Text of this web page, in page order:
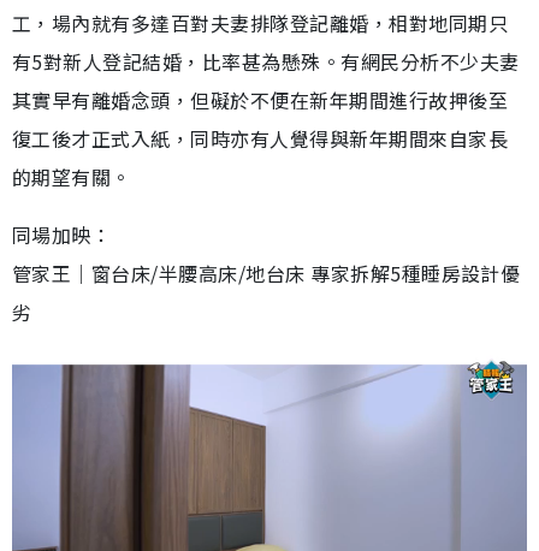
工，場內就有多達百對夫妻排隊登記離婚，相對地同期只
有5對新人登記結婚，比率甚為懸殊。有網民分析不少夫妻
其實早有離婚念頭，但礙於不便在新年期間進行故押後至
復工後才正式入紙，同時亦有人覺得與新年期間來自家長
的期望有關。
同場加映：
管家王｜窗台床/半腰高床/地台床 專家拆解5種睡房設計優
劣